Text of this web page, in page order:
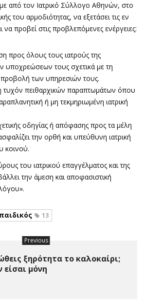
από τον Ιατρικό Σύλλογο Αθηνών, στο
του αρμοδιότητας, να εξετάσει τις εν
να προβεί στις προβλεπόμενες ενέργειες:
προς όλους τους ιατρούς της
υποχρεώσεων τους σχετικά με τη
των υπηρεσιών τους.
τυχόν πειθαρχικών παραπτωμάτων όπου
ή μη τεκμηριωμένη ιατρική
οδηγίας ή απόφασης προς τα μέλη
την ορθή και υπεύθυνη ιατρική
κοινού.
του ιατρικού επαγγέλματος και της
την άμεση και αποφασιστική
13
Previous
ξηρότητα το καλοκαίρι;
είσαι μόνη